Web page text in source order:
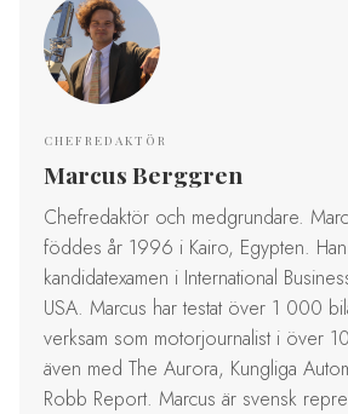
CHEFREDAKTÖR
Marcus Berggren
Chefredaktör och medgrundare.
föddes år 1996 i Kairo, Egypten.
kandidatexamen i International
USA. Marcus har testat över 1 000
verksam som motorjournalist i över
även med The Aurora, Kungliga
Robb Report. Marcus är svensk